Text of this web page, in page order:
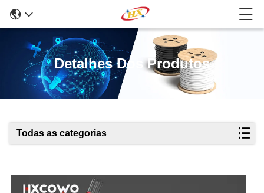
Detalhes Dos Produtos
Todas as categorias